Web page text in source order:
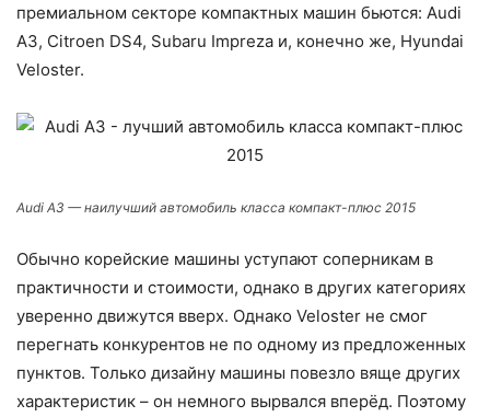
премиальном секторе компактных машин бьются: Audi
A3, Citroen DS4, Subaru Impreza и, конечно же, Hyundai
Veloster.
Audi A3 — наилучший автомобиль класса компакт-плюс 2015
Обычно корейские машины уступают соперникам в
практичности и стоимости, однако в других категориях
уверенно движутся вверх. Однако Veloster не смог
перегнать конкурентов не по одному из предложенных
пунктов. Только дизайну машины повезло вяще других
характеристик – он немного вырвался вперёд. Поэтому